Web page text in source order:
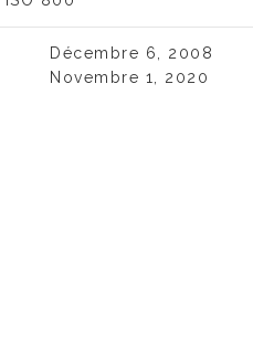
Décembre 6, 2008
Novembre 1, 2020